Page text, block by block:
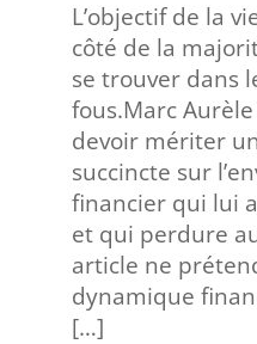
L’objectif de la
côté de la
se trouver dans
fous.Marc
devoir mériter
succincte sur
financier qui lui
et qui perdure
article ne
dynamique
[…]